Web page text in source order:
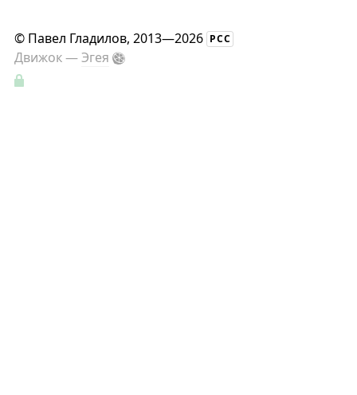
© Павел Гладилов, 2013—2026 РСС
Движок —Эгея